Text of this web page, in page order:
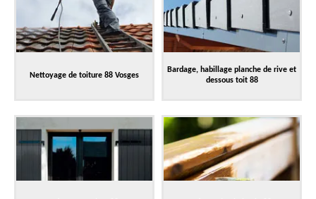
Nettoyage de toiture 88 Vosges
Bardage, habillage planche de rive et
dessous toit 88